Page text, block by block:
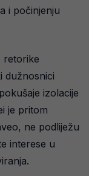
i počinjenju
retorike
dužnosnici
izolacije
je pritom
ne podliježu
interese u